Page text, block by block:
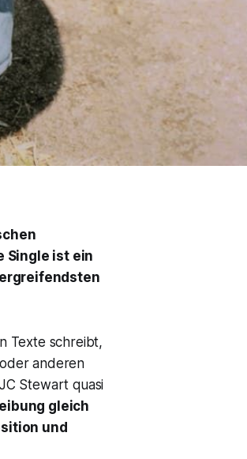
Single ist ein
Texte schreibt,
anderen
Stewart quasi
gleich
und